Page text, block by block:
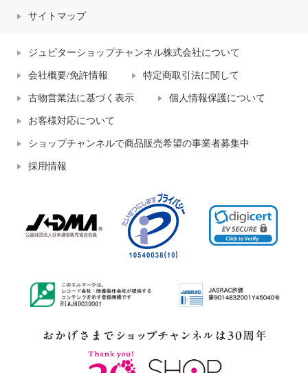
雅山（Ｒ） ワイドパンツ ＜股下
ジェーンパンプス
¥0
サイトマップ
ジュピターショップチャンネル株式会社について
会社概要/免許情報 特定商取引法に関して
古物営業法に基づく表示 個人情報保護について
お客様対応について
ショップチャンネルで商品販売希望の事業者募集中
採用情報